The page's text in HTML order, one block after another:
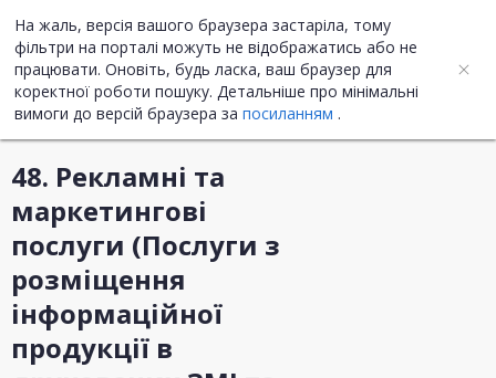
На жаль, версія вашого браузера застаріла, тому
фільтри на порталі можуть не відображатись або не
працювати. Оновіть, будь ласка, ваш браузер для
коректної роботи пошуку. Детальніше про мінімальні
вимоги до версій браузера за посиланням .
UA ENG
Інформація про закупівлю
48. Рекламні та
маркетингові
послуги (Послуги з
розміщення
інформаційної
продукції в